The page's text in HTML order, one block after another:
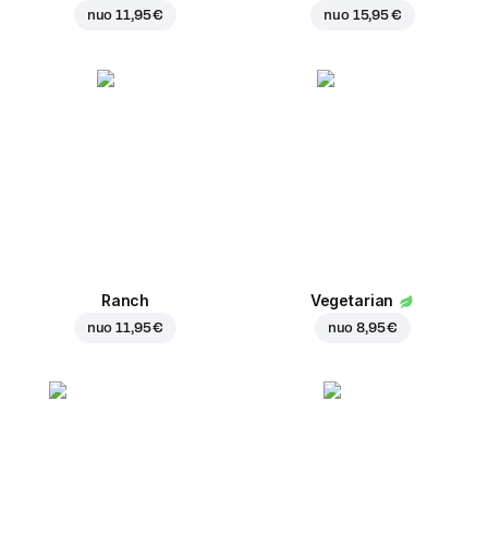
nuo11,95 € nuo 15,95 €
Ranch
nuo11,95 €
Vegetarian
nuo8,95 €